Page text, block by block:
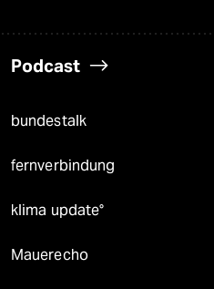
Podcast
bundestalk
fernverbindung
klima update°
Mauerecho